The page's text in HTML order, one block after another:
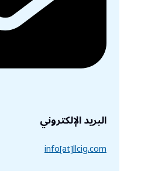
البريد الإلكتروني
info[at]llcig.com